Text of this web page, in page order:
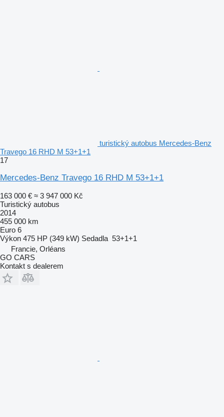
turistický autobus Mercedes-Benz
Travego 16 RHD M 53+1+1
17
Mercedes-Benz Travego 16 RHD M 53+1+1
163 000 € ≈ 3 947 000 Kč
Turistický autobus
2014
455 000 km
Euro 6
Výkon 475 HP (349 kW) Sedadla 53+1+1
Francie, Orléans
GO CARS
Kontakt s dealerem